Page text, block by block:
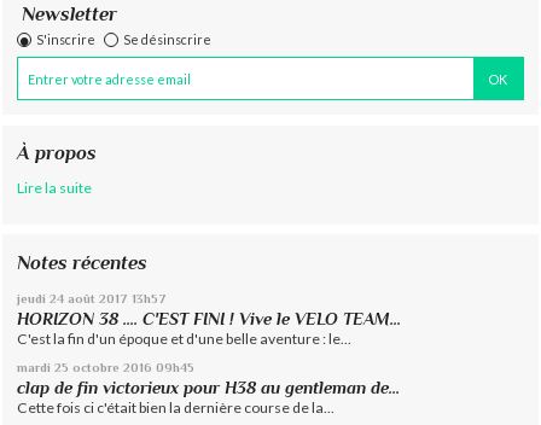
Newsletter
S'inscrire Se désinscrire
À propos
Lire la suite
Notes récentes
jeudi 24 août 2017 13h57
HORIZON 38 .... C'EST FINI ! Vive le VELO TEAM...
C'est la fin d'un époque et d'une belle aventure : le...
mardi 25 octobre 2016 09h45
clap de fin victorieux pour H38 au gentleman de...
Cette fois ci c'était bien la dernière course de la...